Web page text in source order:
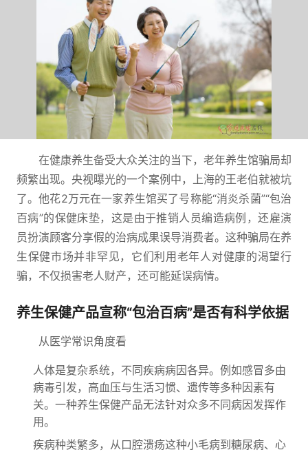
在健康养生备受大众关注的当下，老年养生馆骗局却
频繁出现。央视曝光的一个案例中，上海的王老伯就被坑
了。他花2万元在一家养生馆买了号称能“消炎杀菌”“包治
百病”的保健床垫，这是由于推销人员编造病例，还雇演
员扮演顾客分享假的治病成果误导消费者。这种骗局在养
生保健市场并非罕见，它们利用老年人对健康的渴望行
骗，不仅损害老人财产，还可能延误病情。
养生保健产品宣称“包治百病”是否有科学依据
从医学常识角度看
人体是复杂系统，不同疾病病因各异。例如感冒多由
病毒引发，高血压与生活习惯、遗传等多种因素有
关。一种养生保健产品无法针对众多不同病因发挥作
用。
疾病种类繁多，从口腔溃疡这种小毛病到糖尿病、心